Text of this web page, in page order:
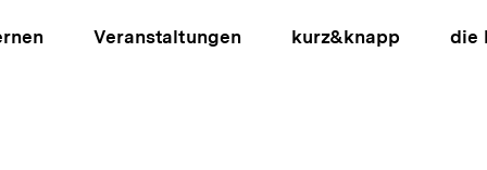
Veranstaltungen kurz&knapp die